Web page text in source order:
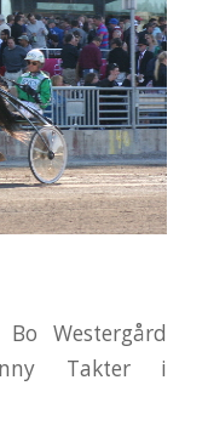
Westergård
Takter i